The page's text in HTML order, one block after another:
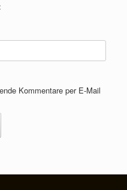
Kommentare per E-Mail